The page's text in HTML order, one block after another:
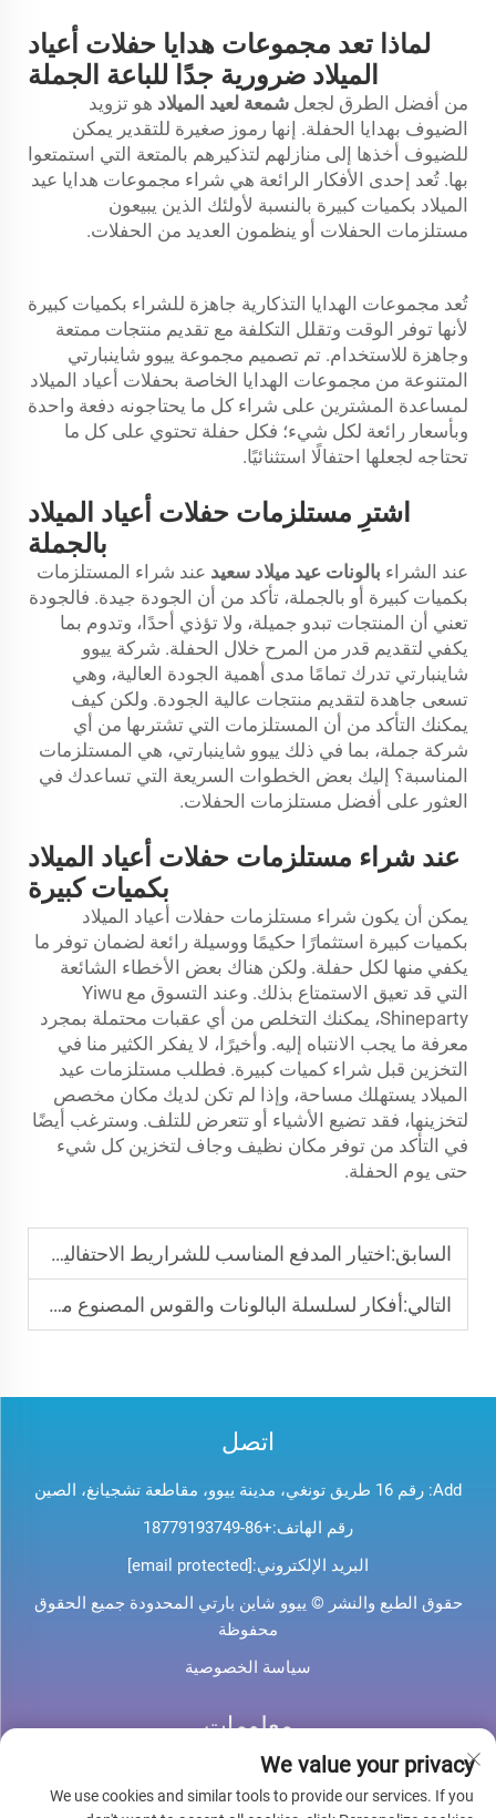
لماذا تعد مجموعات هدايا حفلات أعياد
الميلاد ضرورية جدًا للباعة الجملة
من أفضل الطرق لجعل شمعة لعيد الميلاد هو تزويد
الضيوف بهدايا الحفلة. إنها رموز صغيرة للتقدير يمكن
للضيوف أخذها إلى منازلهم لتذكيرهم بالمتعة التي استمتعوا
بها. تُعد إحدى الأفكار الرائعة هي شراء مجموعات هدايا عيد
الميلاد بكميات كبيرة بالنسبة لأولئك الذين يبيعون
مستلزمات الحفلات أو ينظمون العديد من الحفلات.
تُعد مجموعات الهدايا التذكارية جاهزة للشراء بكميات كبيرة
لأنها توفر الوقت وتقلل التكلفة مع تقديم منتجات ممتعة
وجاهزة للاستخدام. تم تصميم مجموعة ييوو شاينبارتي
المتنوعة من مجموعات الهدايا الخاصة بحفلات أعياد الميلاد
لمساعدة المشترين على شراء كل ما يحتاجونه دفعة واحدة
وبأسعار رائعة لكل شيء؛ فكل حفلة تحتوي على كل ما
تحتاجه لجعلها احتفالًا استثنائيًا.
اشترِ مستلزمات حفلات أعياد الميلاد
بالجملة
عند الشراء بالونات عيد ميلاد سعيد عند شراء المستلزمات
بكميات كبيرة أو بالجملة، تأكد من أن الجودة جيدة. فالجودة
تعني أن المنتجات تبدو جميلة، ولا تؤذي أحدًا، وتدوم بما
يكفي لتقديم قدر من المرح خلال الحفلة. شركة ييوو
شاينبارتي تدرك تمامًا مدى أهمية الجودة العالية، وهي
تسعى جاهدة لتقديم منتجات عالية الجودة. ولكن كيف
يمكنك التأكد من أن المستلزمات التي تشترىها من أي
شركة جملة، بما في ذلك ييوو شاينبارتي، هي المستلزمات
المناسبة؟ إليك بعض الخطوات السريعة التي تساعدك في
العثور على أفضل مستلزمات الحفلات.
عند شراء مستلزمات حفلات أعياد الميلاد
بكميات كبيرة
يمكن أن يكون شراء مستلزمات حفلات أعياد الميلاد
بكميات كبيرة استثمارًا حكيمًا ووسيلة رائعة لضمان توفر ما
يكفي منها لكل حفلة. ولكن هناك بعض الأخطاء الشائعة
التي قد تعيق الاستمتاع بذلك. وعند التسوق مع Yiwu
Shineparty، يمكنك التخلص من أي عقبات محتملة بمجرد
معرفة ما يجب الانتباه إليه. وأخيرًا، لا يفكر الكثير منا في
التخزين قبل شراء كميات كبيرة. فطلب مستلزمات عيد
الميلاد يستهلك مساحة، وإذا لم تكن لديك مكان مخصص
لتخزينها، فقد تضيع الأشياء أو تتعرض للتلف. وسترغب أيضًا
في التأكد من توفر مكان نظيف وجاف لتخزين كل شيء
حتى يوم الحفلة.
السابق:اختيار المدفع المناسب للشراريط الاحتفالية للاحتفال الخاص بك
التالي:أفكار لسلسلة البالونات والقوس المصنوع من البالونات لحفلات الكشف عن نوع الجنين
اتصل
Add: رقم 16 طريق تونغي، مدينة ييوو، مقاطعة تشجيانغ، الصين
رقم الهاتف:+86-18779193749
البريد الإلكتروني:[email protected]
حقوق الطبع والنشر © ييوو شاين بارتي المحدودة جميع الحقوق
محفوظة
سياسة الخصوصية
معلومات
اشترك لتلقي نشرتنا الإخبارية الأسبوعية
We value your privacy
We use cookies and similar tools to provide our services. If you